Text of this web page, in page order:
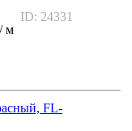
/ м
ID: 24331
FL-